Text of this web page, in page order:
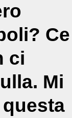
Ce
ci
Mi